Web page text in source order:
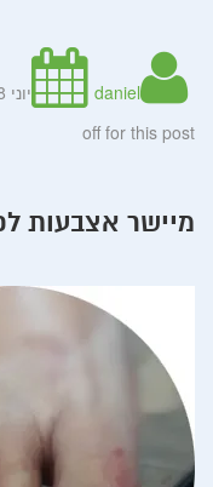
daniel יוני 08, 2017
off for this post
מיישר אצבעות